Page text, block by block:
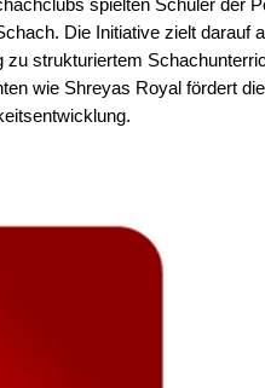
Die Initiative zielt darauf
strukturiertem
wie Shreyas Royal fördert